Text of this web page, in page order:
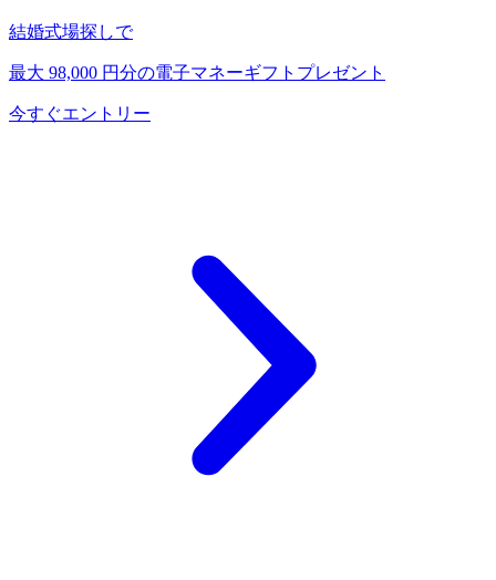
結婚式場探しで
最大 98,000 円分の電子マネーギフトプレゼント
今すぐエントリー